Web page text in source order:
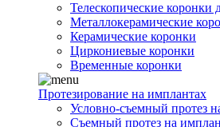
Телескопические коронки
Металлокерамические
Керамические коронки
Циркониевые коронки
Временные коронки
Протезирование на имплантах
Условно-съемный протез
Съемный протез на